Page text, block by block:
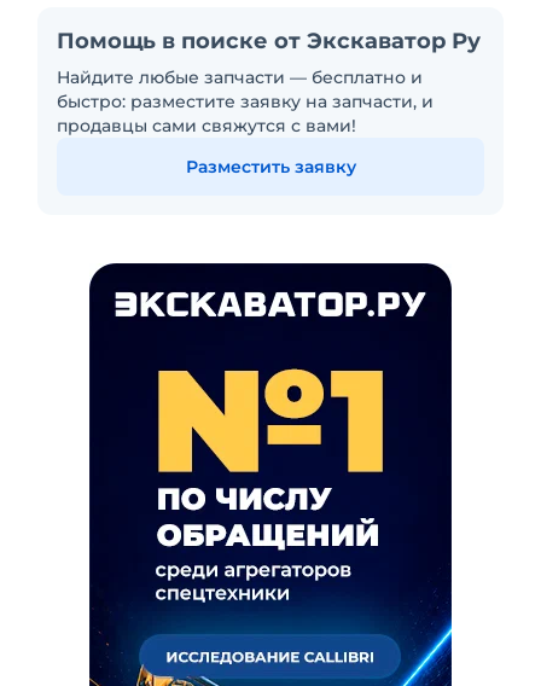
Помощь в поиске от Экскаватор Ру
Найдите любые запчасти — бесплатно и
быстро: разместите заявку на запчасти, и
продавцы сами свяжутся с вами!
Разместить заявку